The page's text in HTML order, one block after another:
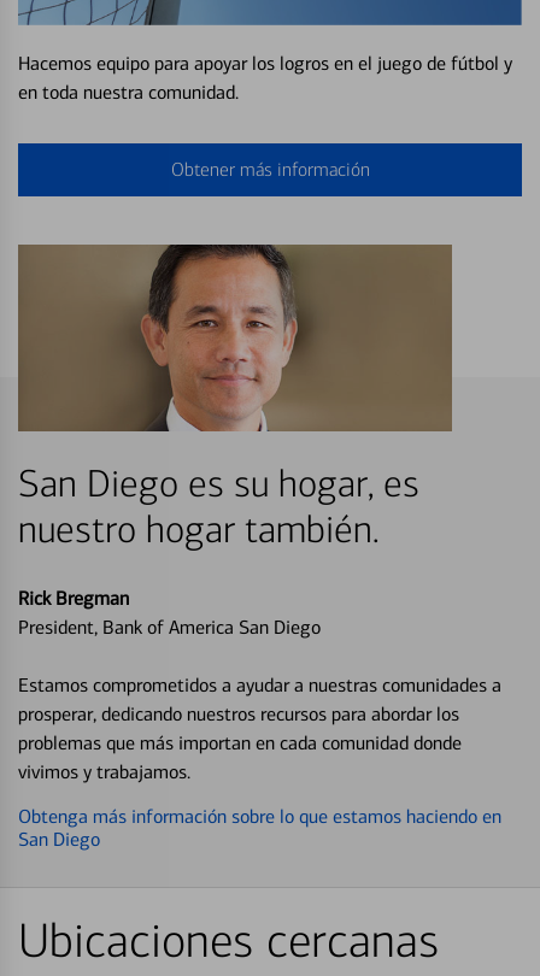
Hacemos equipo para apoyar los logros en el juego de fútbol y
en toda nuestra comunidad.
Obtener más información
San Diego es su hogar, es
nuestro hogar también.
Rick Bregman
President, Bank of America San Diego
Estamos comprometidos a ayudar a nuestras comunidades a
prosperar, dedicando nuestros recursos para abordar los
problemas que más importan en cada comunidad donde
vivimos y trabajamos.
Obtenga más información sobre lo que estamos haciendo en
San Diego
Ubicaciones cercanas